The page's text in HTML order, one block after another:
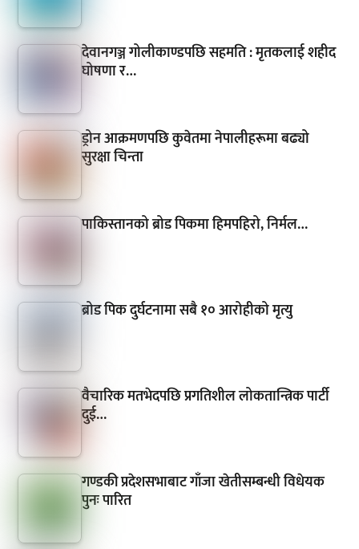
देवानगञ्ज गोलीकाण्डपछि सहमति : मृतकलाई शहीद
घोषणा र…
ड्रोन आक्रमणपछि कुवेतमा नेपालीहरूमा बढ्यो
सुरक्षा चिन्ता
पाकिस्तानको ब्रोड पिकमा हिमपहिरो, निर्मल…
ब्रोड पिक दुर्घटनामा सबै १० आरोहीको मृत्यु
वैचारिक मतभेदपछि प्रगतिशील लोकतान्त्रिक पार्टी
दुई…
गण्डकी प्रदेशसभाबाट गाँजा खेतीसम्बन्धी विधेयक
पुनः पारित